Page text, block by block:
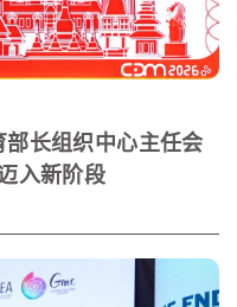
部长组织中心主任会
入新阶段